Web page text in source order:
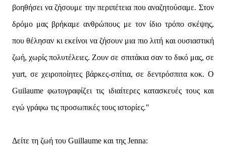
βοηθήσει να ζήσουμε την περιπέτεια που αναζητούσαμε. Στον
δρόμο μας βρήκαμε ανθρώπους με τον ίδιο τρόπο σκέψης,
που θέλησαν κι εκείνοι να ζήσουν μια πιο λιτή και ουσιαστική
ζωή, χωρίς πολυτέλειες. Ζουν σε σπιτάκια σαν το δικό μας, σε
yurt, σε χειροποίητες βάρκες-σπίτια, σε δεντρόσπιτα κοκ. Ο
Guilaume φωτογραφίζει τις ιδιαίτερες κατασκευές τους και
εγώ γράφω τις προσωπικές τους ιστορίες."
Δείτε τη ζωή του Guillaume και της Jenna: